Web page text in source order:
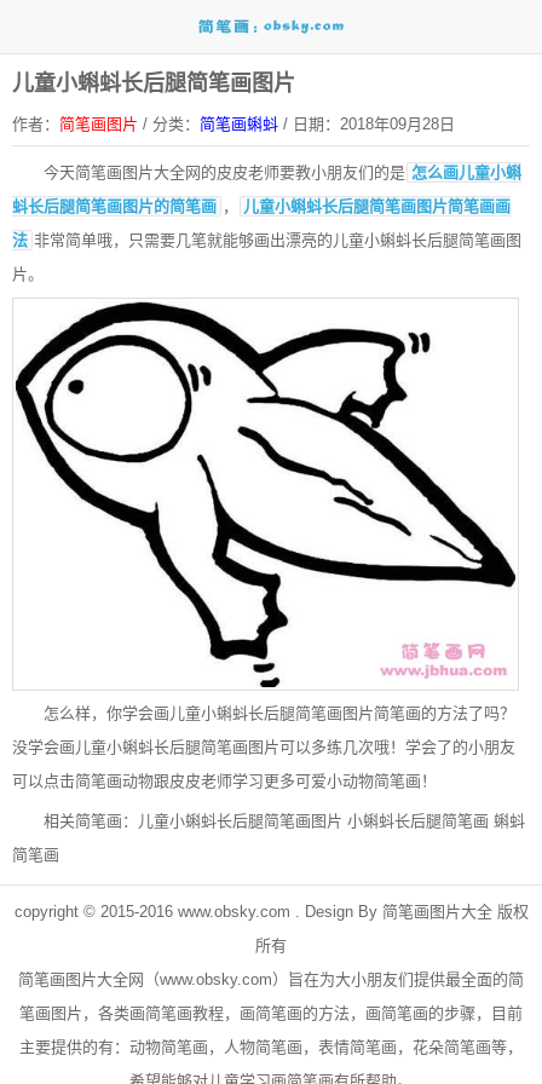
儿童小蝌蚪长后腿简笔画图片
作者： 简笔画图片 / 分类： 简笔画蝌蚪 / 日期：2018年09月28日
今天简笔画图片大全网的皮皮老师要教小朋友们的是 怎么画儿童小蝌
蚪长后腿简笔画图片的简笔画 ，
儿童小蝌蚪长后腿简笔画图片简笔画画
法 非常简单哦，只需要几笔就能够画出漂亮的儿童小蝌蚪长后腿简笔画图
片。
怎么样，你学会画儿童小蝌蚪长后腿简笔画图片简笔画的方法了吗？
没学会画儿童小蝌蚪长后腿简笔画图片可以多练几次哦！学会了的小朋友
可以点击简笔画动物跟皮皮老师学习更多可爱小动物简笔画！
相关简笔画： 儿童小蝌蚪长后腿简笔画图片 小蝌蚪长后腿简笔画 蝌蚪
简笔画
copyright © 2015-2016 www.obsky.com . Design By 简笔画图片大全版权
所有
简笔画 图片大全网（www.obsky.com）旨在为大小朋友们提供最全面的简
笔画图片，各类画简笔画教程，画简笔画的方法，画简笔画的步骤，目前
主要提供的有： 动物简笔画 ， 人物简笔画 ，表情简笔画， 花朵简笔画等，